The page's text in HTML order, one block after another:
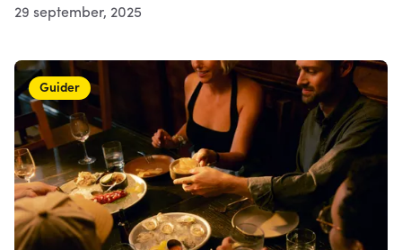
gott, dansa eller helt enkelt bara umgås? Här följer idéer
29 september, 2025
Guider